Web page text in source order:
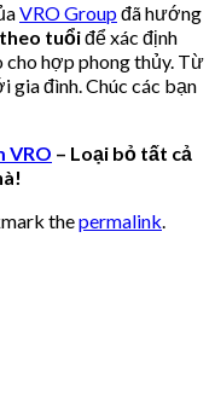
VRO Groupđã hướng
tuổiđể xác định
hợp phong thủy. Từ
gia đình. Chúc các bạn
VRO – Loại bỏ tất cả
thepermalink.